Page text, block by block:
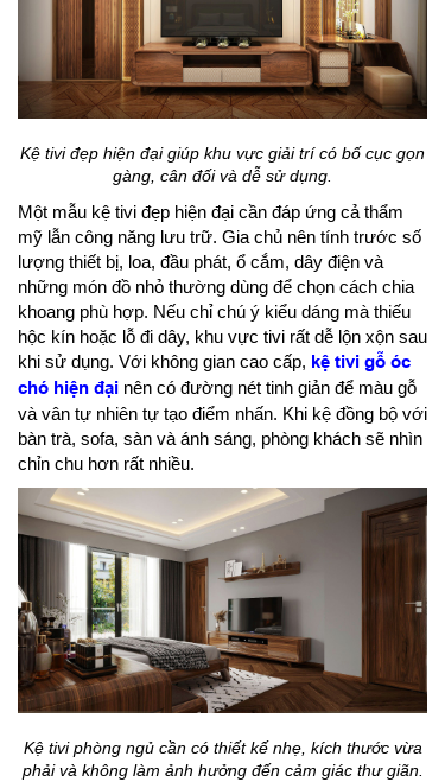
Kệ tivi đẹp hiện đại giúp khu vực giải trí có bố cục gọn
gàng, cân đối và dễ sử dụng.
Một mẫu kệ tivi đẹp hiện đại cần đáp ứng cả thẩm
mỹ lẫn công năng lưu trữ. Gia chủ nên tính trước số
lượng thiết bị, loa, đầu phát, ổ cắm, dây điện và
những món đồ nhỏ thường dùng để chọn cách chia
khoang phù hợp. Nếu chỉ chú ý kiểu dáng mà thiếu
hộc kín hoặc lỗ đi dây, khu vực tivi rất dễ lộn xộn sau
khi sử dụng. Với không gian cao cấp, kệ tivi gỗ óc
chó hiện đại nên có đường nét tinh giản để màu gỗ
và vân tự nhiên tự tạo điểm nhấn. Khi kệ đồng bộ với
bàn trà, sofa, sàn và ánh sáng, phòng khách sẽ nhìn
chỉn chu hơn rất nhiều.
Kệ tivi phòng ngủ cần có thiết kế nhẹ, kích thước vừa
phải và không làm ảnh hưởng đến cảm giác thư giãn.